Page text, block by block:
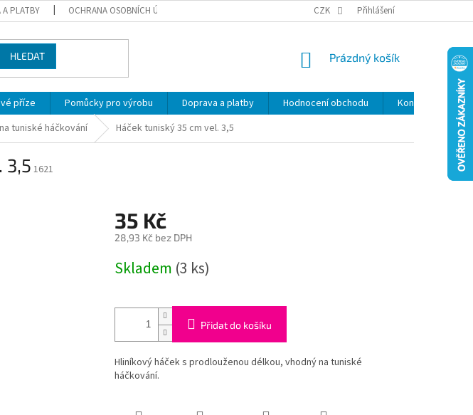
A PLATBY OCHRANA OSOBNÍCH ÚDAJŮ CZK Přihlášení
HLEDAT
NÁKUPNÍ
Prázdný košík
příze Pomůcky pro výrobu Doprava a platby Hodnocení obchodu Kontakty
tuniské háčkování Háček tuniský 35 cm vel. 3,5
3,5 1621
35 Kč
28,93 Kč bez DPH
cena:
Skladem (3 ks)
Přidat do košíku
Hliníkový háček s prodlouženou délkou, vhodný na tuniské
háčkování.